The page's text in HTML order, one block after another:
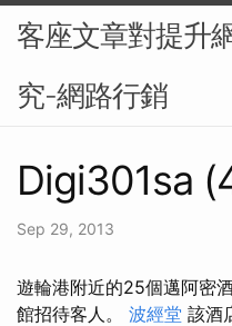
客座文章對提升
究-網路行銷
Digi301sa
Sep 29, 2013
遊輪港附近的25個邁阿密
館招待客人。 波經堂 該酒